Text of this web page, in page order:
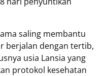
saling membantu
berjalan dengan tertib,
usia Lansia yang
protokol kesehatan